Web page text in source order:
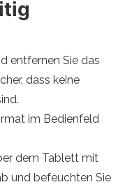
entfernen Sie das
dass keine
im Bedienfeld
dem Tablett mit
und befeuchten Sie